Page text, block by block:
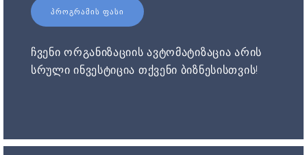
ᲞᲠᲝᲒᲠᲐᲛᲘᲡ ᲤᲐᲡᲘ
ჩვენი ორგანიზაციის ავტომატიზაცია არის
სრული ინვესტიცია თქვენი ბიზნესისთვის!